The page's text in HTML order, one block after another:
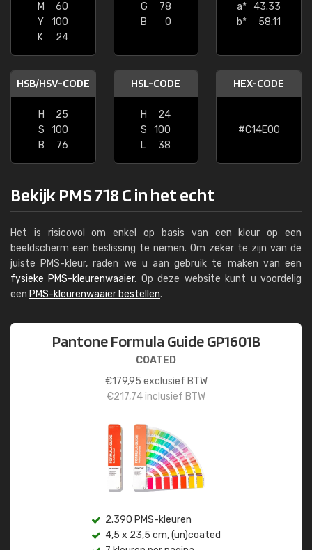
M
60
Y
100
K
24
G
78
B
0
a*
43.33
b*
58.11
HSB/HSV-CODE
H
25
S
100
B
76
HSL-CODE
H
24
S
100
L
38
HEX-CODE
#C14E00
Bekijk PMS 718 C in het echt
Het is risicovol om enkel op basis van een kleur op een
beeldscherm een beslissing te nemen. Om zeker te zijn van de
juiste PMS-kleur, raden we u aan gebruik te maken van een
fysieke PMS-kleurenwaaier. Op deze website kunt u voordelig
een PMS-kleurenwaaier bestellen.
Pantone Formula Guide GP1601B
COATED
€179,95 exclusief BTW
€217,74inclusief BTW
2.390 PMS-kleuren
4,5 x 23,5 cm, (un)coated